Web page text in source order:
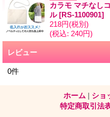
カラモ マチなし
ル[RS-1100901]
218円(税別)
(税込: 240円)
レビュー
0件
ホーム | ショ
特定商取引法